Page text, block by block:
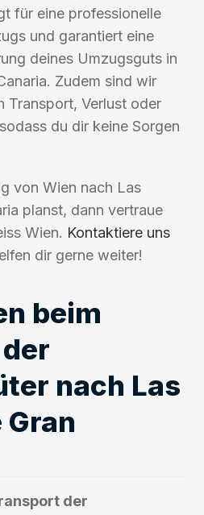
für eine professionelle
und garantiert eine
deines Umzugsguts in
Zudem sind wir
Transport, Verlust oder
du dir keine Sorgen
von Wien nach Las
planst, dann vertraue
Wien. Kontaktiere uns
dir gerne weiter!
beim
nach Las
Gran
der